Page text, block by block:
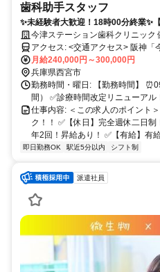
歯科助手スタッフ
✨未経験者大歓迎！18時00分終業✨
＜年間休日125日！＞駅徒歩5分！有
今津ステーション歯科クリニック
アクセス: <交通アクセス> 阪
月給240,000円～300,000円
兵庫県西宮市
勤務時間・曜日: 【勤務時間】
間） ✅診療時間改定リニューアル
仕事内容: ＜この求人のポイント
ク！！ ✅【休日】完全週休二日
年2回！昇給あり！ ✅【有給】有
即日勤務OK 駅近5分以内 シフト制
派遣社員